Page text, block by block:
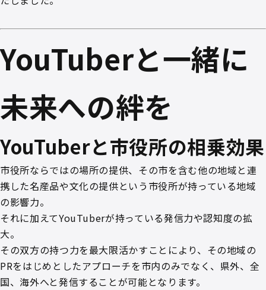
YouTuberと一緒に
未来への絆を
YouTuberと市役所の相乗効果
市役所ならではの場所の提供、その市を含む他の地域と連
携した名産品や文化の提供という市役所が持っている地域
の影響力。
それに加えてYouTuberが持っている発信力や認知度の拡
大。
その双方の持つ力を最大限活かすことにより、その地域の
PRをはじめとしたアプローチを市内のみでなく、県外、全
国、海外へと発信することが可能となります。